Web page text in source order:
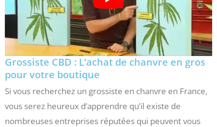
Grossiste CBD : L’achat de chanvre en gros
pour votre boutique
Si vous recherchez un grossiste en chanvre en France,
vous serez heureux d’apprendre qu’il existe de
nombreuses entreprises réputées qui peuvent vous